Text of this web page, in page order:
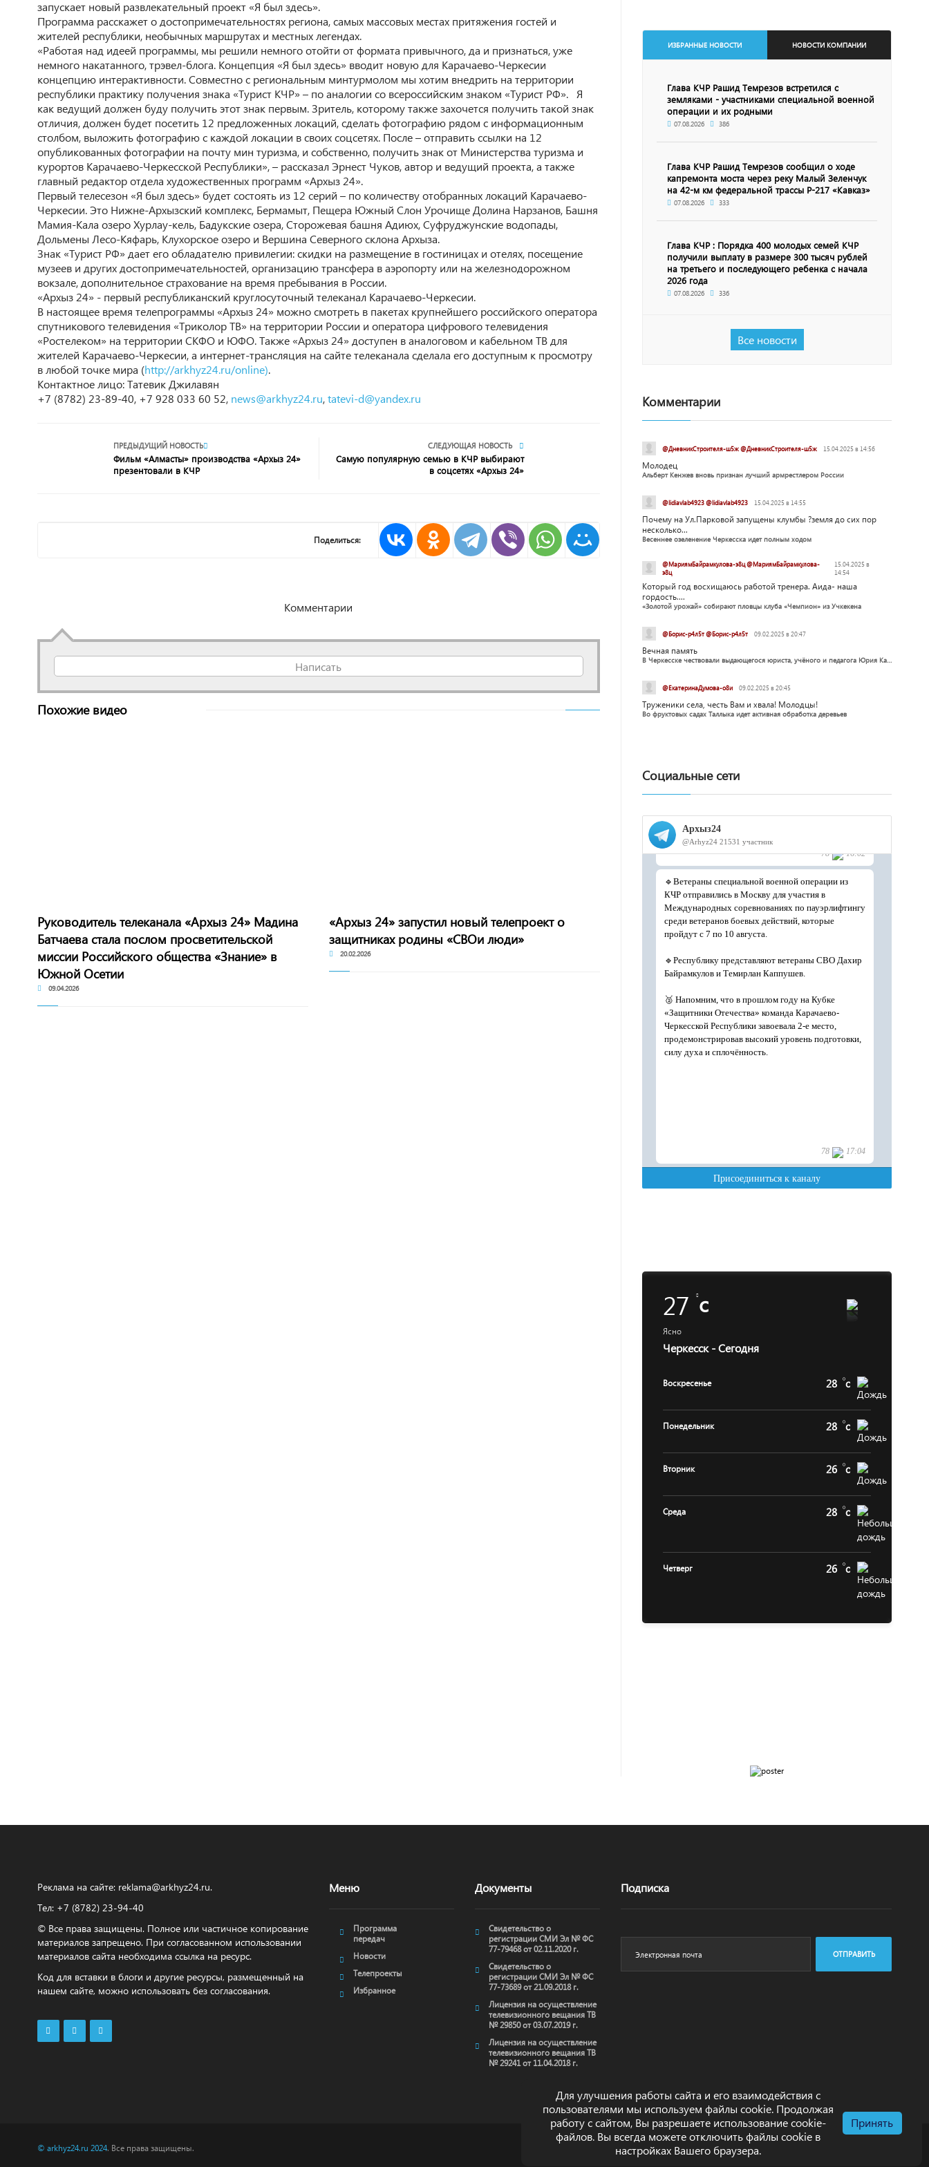
запускает новый развлекательный проект «Я был здесь».
Программа расскажет о достопримечательностях региона, самых массовых местах притяжения гостей и
жителей республики, необычных маршрутах и местных легендах.
«Работая над идеей программы, мы решили немного отойти от формата привычного, да и признаться, уже
немного накатанного, трэвел-блога. Концепция «Я был здесь» вводит новую для Карачаево-Черкесии
концепцию интерактивности. Совместно с региональным минтурмолом мы хотим внедрить на территории
республики практику получения знака «Турист КЧР» – по аналогии со всероссийским знаком «Турист РФ». Я
как ведущий должен буду получить этот знак первым. Зритель, которому также захочется получить такой знак
отличия, должен будет посетить 12 предложенных локаций, сделать фотографию рядом с информационным
столбом, выложить фотографию с каждой локации в своих соцсетях. После – отправить ссылки на 12
опубликованных фотографии на почту мин туризма, и собственно, получить знак от Министерства туризма и
курортов Карачаево-Черкесской Республики», – рассказал Эрнест Чуков, автор и ведущий проекта, а также
главный редактор отдела художественных программ «Архыз 24».
Первый телесезон «Я был здесь» будет состоять из 12 серий – по количеству отобранных локаций Карачаево-
Черкесии. Это Нижне-Архызский комплекс, Бермамыт, Пещера Южный Слон Урочище Долина Нарзанов, Башня
Мамия-Кала озеро Хурлау-кель, Бадукские озера, Сторожевая башня Адиюх, Суфруджунские водопады,
Дольмены Лесо-Кяфарь, Клухорское озеро и Вершина Северного склона Архыза.
Знак «Турист РФ» дает его обладателю привилегии: скидки на размещение в гостиницах и отелях, посещение
музеев и других достопримечательностей, организацию трансфера в аэропорту или на железнодорожном
вокзале, дополнительное страхование на время пребывания в России.
«Архыз 24» - первый республиканский круглосуточный телеканал Карачаево-Черкесии.
В настоящее время телепрограммы «Архыз 24» можно смотреть в пакетах крупнейшего российского оператора
спутникового телевидения «Триколор ТВ» на территории России и оператора цифрового телевидения
«Ростелеком» на территории СКФО и ЮФО. Также «Архыз 24» доступен в аналоговом и кабельном ТВ для
жителей Карачаево-Черкесии, а интернет-трансляция на сайте телеканала сделала его доступным к просмотру
в любой точке мира (http://arkhyz24.ru/online).
Контактное лицо: Татевик Джилавян
+7 (8782) 23-89-40, +7 928 033 60 52, news@arkhyz24.ru,tatevi-d@yandex.ru
ПРЕДЫДУЩИЙ НОВОСТЬ
Фильм «Алмасты» производства «Архыз 24»
презентовали в КЧР
СЛЕДУЮЩАЯ НОВОСТЬ
Самую популярную семью в КЧР выбирают
в соцсетях «Архыз 24»
Поделиться:
Комментарии
Написать
Похожие видео
Руководитель телеканала «Архыз 24» Мадина
Батчаева стала послом просветительской
миссии Российского общества «Знание» в
Южной Осетии
09.04.2026
«Архыз 24» запустил новый телепроект о
защитниках родины «СВОи люди»
20.02.2026
ИЗБРАННЫЕ НОВОСТИ НОВОСТИ КОМПАНИИ
Глава КЧР Рашид Темрезов встретился с
земляками - участниками специальной военной
операции и их родными
07.08.2026 386
Глава КЧР Рашид Темрезов сообщил о ходе
капремонта моста через реку Малый Зеленчук
на 42-м км федеральной трассы Р-217 «Кавказ»
07.08.2026 333
Глава КЧР : Порядка 400 молодых семей КЧР
получили выплату в размере 300 тысяч рублей
на третьего и последующего ребенка с начала
2026 года
07.08.2026 336
Все новости
Комментарии
@ДневникСтроителя-ш5ж @ДневникСтроителя-ш5ж 15.04.2025 в 14:56
Молодец
Альберт Кенжев вновь признан лучший армрестлером России
@lidiavlab4923 @lidiavlab4923 15.04.2025 в 14:55
Почему на Ул.Парковой запущены клумбы ?земля до сих пор
несколько...
Весеннее озеленение Черкесска идет полным ходом
@МариямБайрамкулова-э8ц @МариямБайрамкулова-
э8ц
15.04.2025 в
14:54
Который год восхищаюсь работой тренера. Аида- наша
гордость....
«Золотой урожай» собирают пловцы клуба «Чемпион» из Учкекена
@Борис-р4л5т @Борис-р4л5т 09.02.2025 в 20:47
Вечная память
В Черкесске чествовали выдающегося юриста, учёного и педагога Юрия Калмыкова
@ЕкатеринаДумова-о8и 09.02.2025 в 20:45
Труженики села, честь Вам и хвала! Молодцы!
Во фруктовых садах Таллыка идет активная обработка деревьев
Социальные сети
27c
Ясно
Черкесск - Сегодня
Воскресенье 28 c
Понедельник 28 c
Вторник 26 c
Среда 28 c
Четверг 26 c
Реклама на сайте: reklama@arkhyz24.ru.
Тел: +7 (8782) 23‑94‑40
© Все права защищены. Полное или частичное копирование
материалов запрещено. При согласованном использовании
материалов сайта необходима ссылка на ресурс.
Код для вставки в блоги и другие ресурсы, размещенный на
нашем сайте, можно использовать без согласования.
Меню
Программа
передач
Новости
Телепроекты
Избранное
Документы
Свидетельство о
регистрации СМИ Эл № ФС
77-79468 от 02.11.2020 г.
Свидетельство о
регистрации СМИ Эл № ФС
77-73689 от 21.09.2018 г.
Лицензия на осуществление
телевизионного вещания ТВ
№ 29850 от 03.07.2019 г.
Лицензия на осуществление
телевизионного вещания ТВ
№ 29241 от 11.04.2018 г.
Подписка
ОТПРАВИТЬ
© arkhyz24.ru 2024. Все права защищены.
Для улучшения работы сайта и его взаимодействия с
пользователями мы используем файлы cookie. Продолжая
работу с сайтом, Вы разрешаете использование cookie-
файлов. Вы всегда можете отключить файлы cookie в
настройках Вашего браузера.
Принять